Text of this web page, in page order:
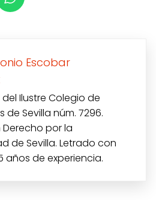
Escobar
Ilustre Colegio de
de Sevilla núm. 7296.
Derecho por la
de Sevilla. Letrado con
años de experiencia.